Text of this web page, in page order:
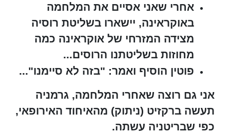
אחרי שאני אסיים את המלחמה
באוקראינה, יישארו בשליטת רוסיה
מצידה המזרחי של אוקראינה כמה
מחוזות בשליטתנו הרוסים...
פוטין הוסיף ואמר: "בזה לא סיימנו"...
אני גם רוצה שאחרי המלחמה, גרמניה
תעשה ברקזיט (ניתוק) מהאיחוד האירופאי,
כפי שבריטניה עשתה.